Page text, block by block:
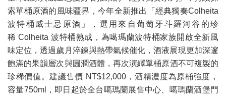
索單桶原酒的風味疆界，今年全新推出「經典獨奏Colheita
波特桶威士忌原酒」，選用來自葡萄牙斗羅河谷的珍
稀 Colheita 波特桶熟成，為噶瑪蘭波特桶家族開啟全新風
味定位，透過歲月淬鍊與熱帶氣候催化，酒液展現更加深邃
飽滿的果韻層次與圓潤酒體， 再次演繹單桶原酒不可複製的
珍稀價值。建議售價 NT$12,000，酒精濃度為原桶強度，
容量750ml， 即日起於全台噶瑪蘭展售中心、噶瑪蘭酒堡門